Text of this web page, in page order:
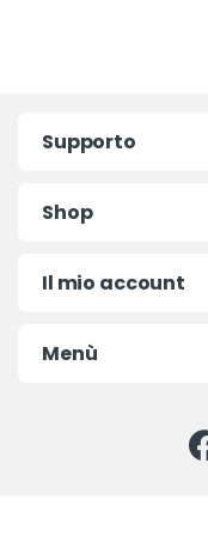
Supporto
Shop
Il mio account
Menù